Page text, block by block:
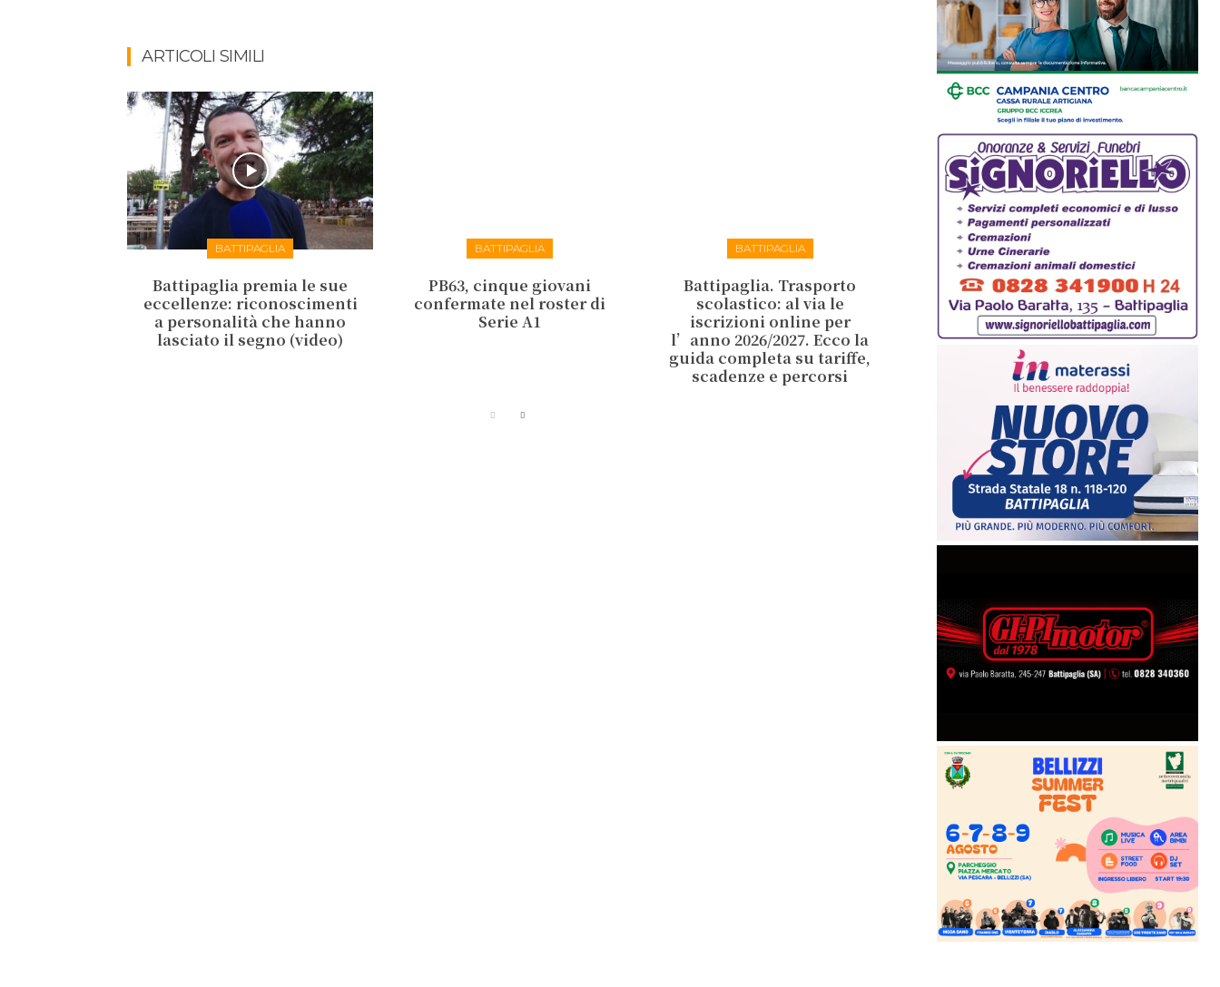
ARTICOLI SIMILI
BATTIPAGLIA
Battipaglia premia le sue
eccellenze: riconoscimenti
a personalità che hanno
lasciato il segno (video)
BATTIPAGLIA
PB63, cinque giovani
confermate nel roster di
Serie A1
BATTIPAGLIA
Battipaglia. Trasporto
scolastico: al via le
iscrizioni online per
l’anno 2026/2027. Ecco la
guida completa su tariffe,
scadenze e percorsi